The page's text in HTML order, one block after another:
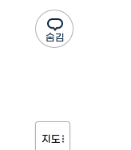
지도